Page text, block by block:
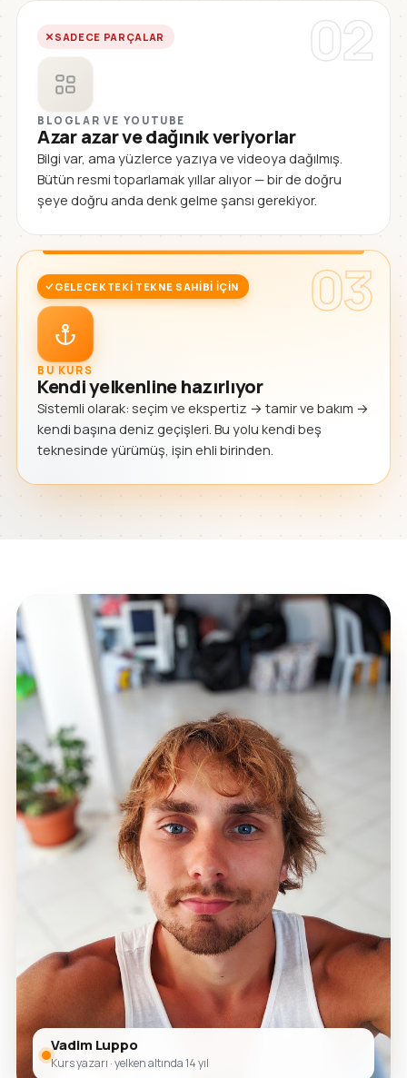
02
SADECE PARÇALAR
BLOGLAR VE YOUTUBE
Azar azar ve dağınık veriyorlar
Bilgi var, ama yüzlerce yazıya ve videoya dağılmış.
Bütün resmi toparlamak yıllar alıyor — bir de doğru
şeye doğru anda denk gelme şansı gerekiyor.
03
GELECEKTEKI TEKNE SAHIBI IÇIN
BU KURS
Kendi yelkenline hazırlıyor
Sistemli olarak: seçim ve ekspertiz → tamir ve bakım →
kendi başına deniz geçişleri. Bu yolu kendi beş
teknesinde yürümüş, işin ehli birinden.
Vadim Luppo
Kurs yazarı · yelken altında 14 yıl